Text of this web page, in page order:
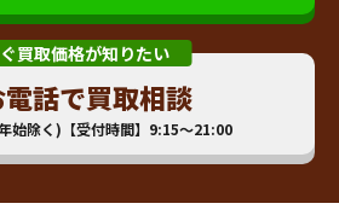
買取価格が知りたい
話で買取相談
始除く)【受付時間】9:15～21:00